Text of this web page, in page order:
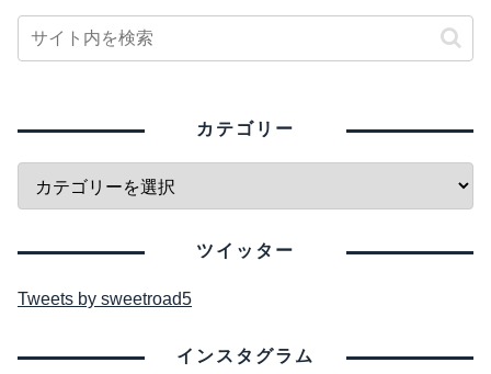
カテゴリー
ツイッター
Tweets by sweetroad5
インスタグラム